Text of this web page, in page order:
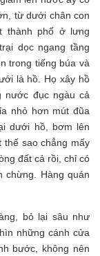
từ dưới chân con
thành phố ở lưng
dọc ngang tầng
trong tiếng búa và
là hồ. Họ xây hồ
nước đục ngàu cả
nhỏ hơn mút đũa
dưới hồ, bơm lên
thế sao chẳng mấy
đất cả rồi, chỉ có
chừng. Hàng quán
bỏ lại sâu như
những cánh cửa
bước, không nên